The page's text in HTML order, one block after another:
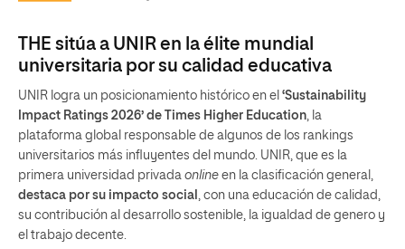
THE sitúa a UNIR en la élite mundial
universitaria por su calidad educativa
UNIR logra un posicionamiento histórico en el ‘Sustainability
Impact Ratings 2026’ de Times Higher Education, la
plataforma global responsable de algunos de los rankings
universitarios más influyentes del mundo. UNIR, que es la
primera universidad privada online en la clasificación general,
destaca por su impacto social , con una educación de calidad,
su contribución al desarrollo sostenible, la igualdad de genero y
el trabajo decente.